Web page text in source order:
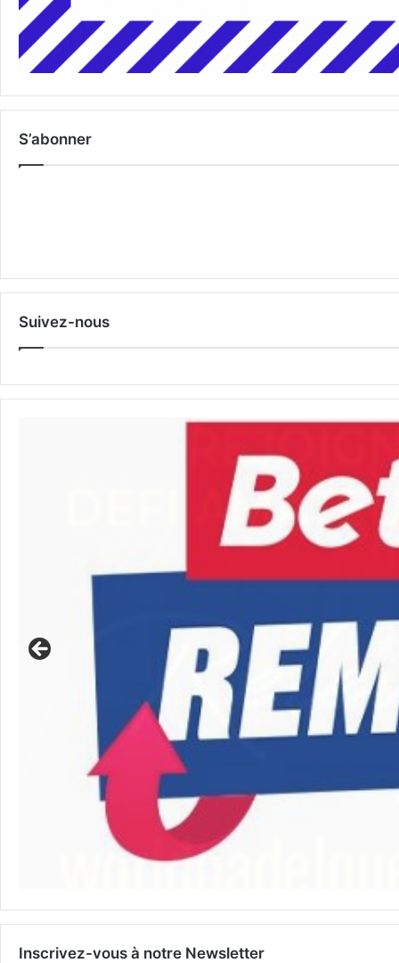
S’abonner
Suivez-nous
Inscrivez-vous à notre Newsletter